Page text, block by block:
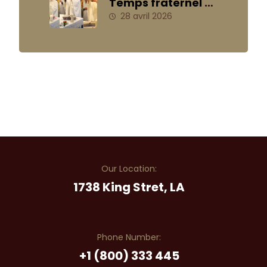
avril 2026
28 avril 2026
Our Location:
1738 King Stret, LA
Phone Number:
+1 (800) 333 445